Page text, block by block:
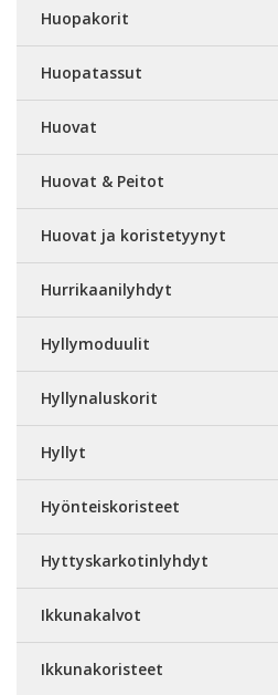
Huopakorit
Huopatassut
Huovat
Huovat & Peitot
Huovat ja koristetyynyt
Hurrikaanilyhdyt
Hyllymoduulit
Hyllynaluskorit
Hyllyt
Hyönteiskoristeet
Hyttyskarkotinlyhdyt
Ikkunakalvot
Ikkunakoristeet